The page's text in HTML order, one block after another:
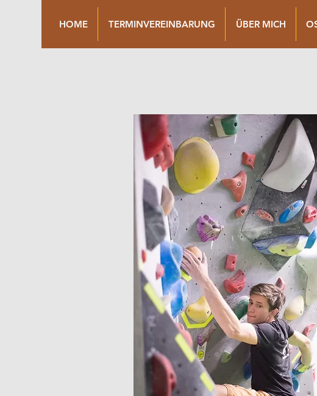
HOME TERMINVEREINBARUNG ÜBER MICH